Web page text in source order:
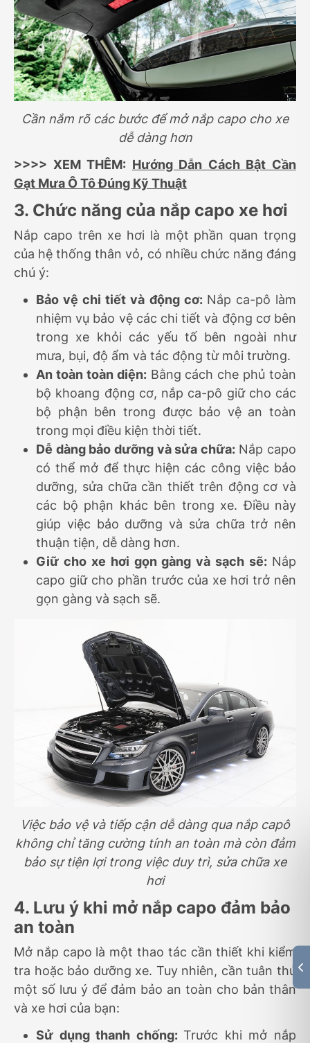
Cần nắm rõ các bước để mở nắp capo cho xe
dễ dàng hơn
>>>> XEM THÊM: Hướng Dẫn Cách Bật Cần
Gạt Mưa Ô Tô Đúng Kỹ Thuật
3. Chức năng của nắp capo xe hơi
Nắp capo trên xe hơi là một phần quan trọng
của hệ thống thân vỏ, có nhiều chức năng đáng
chú ý:
Bảo vệ chi tiết và động cơ: Nắp ca-pô làm
nhiệm vụ bảo vệ các chi tiết và động cơ bên
trong xe khỏi các yếu tố bên ngoài như
mưa, bụi, độ ẩm và tác động từ môi trường.
An toàn toàn diện:Bằng cách che phủ toàn
bộ khoang động cơ, nắp ca-pô giữ cho các
bộ phận bên trong được bảo vệ an toàn
trong mọi điều kiện thời tiết.
Dễ dàng bảo dưỡng và sửa chữa:Nắp capo
có thể mở để thực hiện các công việc bảo
dưỡng, sửa chữa cần thiết trên động cơ và
các bộ phận khác bên trong xe. Điều này
giúp việc bảo dưỡng và sửa chữa trở nên
thuận tiện, dễ dàng hơn.
Giữ cho xe hơi gọn gàng và sạch sẽ: Nắp
capo giữ cho phần trước của xe hơi trở nên
gọn gàng và sạch sẽ.
Việc bảo vệ và tiếp cận dễ dàng qua nắp capô
không chỉ tăng cường tính an toàn mà còn đảm
bảo sự tiện lợi trong việc duy trì, sửa chữa xe
hơi
4. Lưu ý khi mở nắp capo đảm bảo
an toàn
Mở nắp capo là một thao tác cần thiết khi kiểm
tra hoặc bảo dưỡng xe. Tuy nhiên, cần tuân thủ
một số lưu ý để đảm bảo an toàn cho bản thân
và xe hơi của bạn:
Sử dụng thanh chống: Trước khi mở nắp